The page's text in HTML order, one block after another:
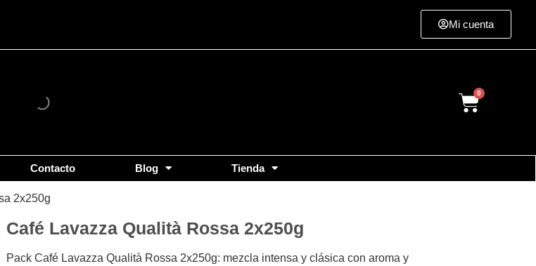
Mi cuenta
Cart
Contacto Blog Tienda
2x250g
Café Lavazza Qualità Rossa 2x250g
Pack Café Lavazza Qualità Rossa 2x250g: mezcla intensa y clásica con aroma y